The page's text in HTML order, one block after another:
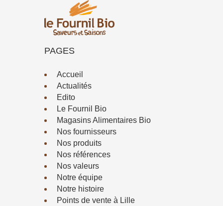
PAGES
Accueil
Actualités
Edito
Le Fournil Bio
Magasins Alimentaires Bio
Nos fournisseurs
Nos produits
Nos références
Nos valeurs
Notre équipe
Notre histoire
Points de vente à Lille